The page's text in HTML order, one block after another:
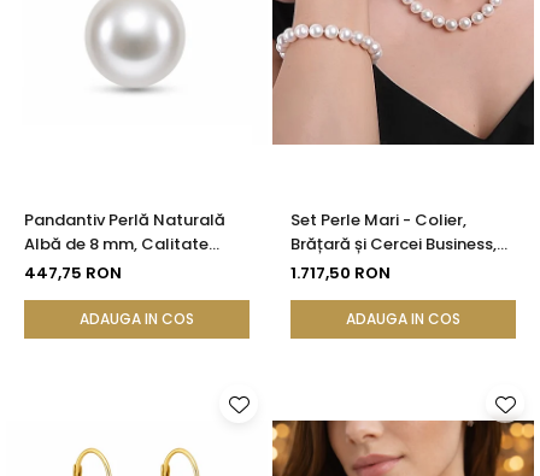
Pandantiv Perlă Naturală
Albă de 8 mm, Calitate
AAA+ și Aur 14K (aur 585) |
447,75 RON
ADAUGA IN COS
Set Perle Mari - Colier,
Brățară și Cercei Business,
Argint 925, Perle Naturale
KASKADDA®
1.717,50 RON
ADAUGA IN COS